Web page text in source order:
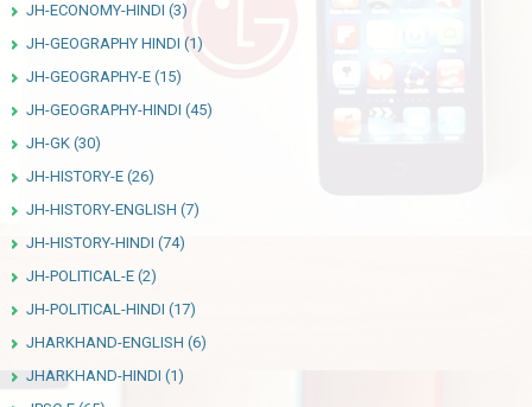
JH-ECONOMY-HINDI (3)
JH-GEOGRAPHY HINDI (1)
JH-GEOGRAPHY-E (15)
JH-GEOGRAPHY-HINDI (45)
JH-GK (30)
JH-HISTORY-E (26)
JH-HISTORY-ENGLISH (7)
JH-HISTORY-HINDI (74)
JH-POLITICAL-E (2)
JH-POLITICAL-HINDI (17)
JHARKHAND-ENGLISH (6)
JHARKHAND-HINDI (1)